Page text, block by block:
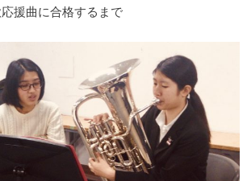
援曲に合格するまで